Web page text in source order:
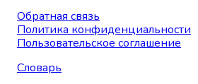
Обратная связь
Политика конфиденциальности
Пользовательское соглашение
Словарь